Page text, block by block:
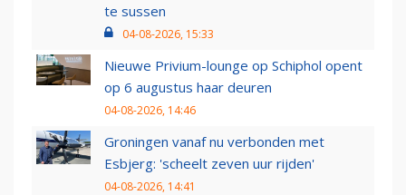
te sussen
04-08-2026, 15:33
Nieuwe Privium-lounge op Schiphol opent
op 6 augustus haar deuren
04-08-2026, 14:46
Groningen vanaf nu verbonden met
Esbjerg: 'scheelt zeven uur rijden'
04-08-2026, 14:41